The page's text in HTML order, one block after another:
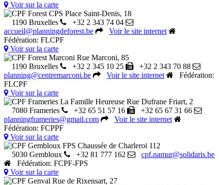
Voir sur la carte
CPF Forest CPS Place Saint-Denis, 18
1190 Bruxelles
+32 2 343 74 04
accueil@planningdeforest.be
Voir le site internet
Fédération: FLCPF
Voir sur la carte
CPF Forest Marconi Rue Marconi, 85
1190 Bruxelles
+32 2 345 10 25
+32 2 343 70 88
planning@centremarconi.be
Voir le site internet
Fédération:
FLCPF
Voir sur la carte
CPF Frameries La Famille Heureuse Rue Dufrane Friart, 2
7080 Frameries
+32 65 51 57 16
+32 65 67 31 66
planningframeries@gmail.com
Voir le site internet
Fédération: FCPPF
Voir sur la carte
CPF Gembloux FPS Chaussée de Charleroi 112
5030 Gembloux
+32 81 777 162
cpf.namur@solidaris.be
Fédération: FCPF-FPS
Voir sur la carte
CPF Genval Rue de Rixensart, 27